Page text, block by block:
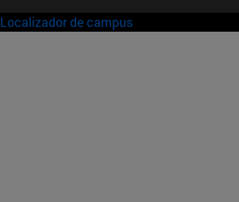
Localizador de campus